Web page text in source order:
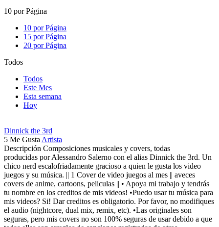
10 por Página
10 por Página
15 por Página
20 por Página
Todos
Todos
Este Mes
Esta semana
Hoy
Dinnick the 3rd
5 Me Gusta Artista
Descripción Composiciones musicales y covers, todas
producidas por Alessandro Salerno con el alias Dinnick the 3rd. Un
chico nerd escalofriadamente gracioso a quien le gusta los video
juegos y su música. || 1 Cover de video juegos al mes || aveces
covers de anime, cartoons, peliculas || • Apoya mi trabajo y tendrás
tu nombre en los creditos de mis videos! •Puedo usar tu música para
mis videos? Si! Dar creditos es obligatorio. Por favor, no modifiques
el audio (nightcore, dual mix, remix, etc). •Las originales son
seguras, pero mis covers no son 100% seguras de usar debido a que